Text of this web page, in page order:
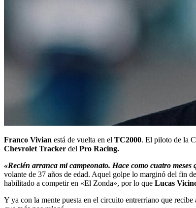
Franco Vivian está de vuelta en el TC2000. El piloto de la
Chevrolet Tracker del Pro Racing.
«Recién arranca mi campeonato. Hace como cuatro
volante de 37 años de edad. Aquel golpe lo marginó del fin
habilitado a competir en «El Zonda», por lo que Lucas
Y ya con la mente puesta en el circuito entrerriano que